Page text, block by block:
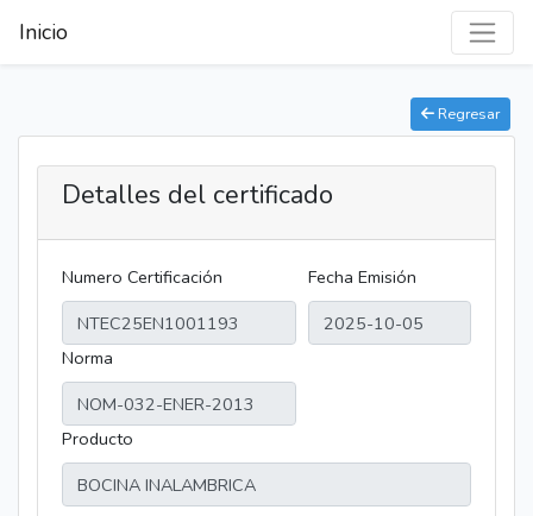
Inicio
Regresar
Detalles del certificado
Numero Certificación Fecha Emisión
Norma
Producto